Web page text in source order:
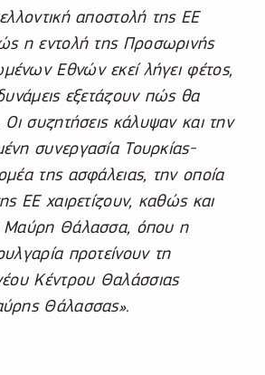
αποστολή της ΕΕ
η εντολή της Προσωρινής
Εθνών εκεί λήγει φέτος,
εξετάζουν πώς θα
συζητήσεις κάλυψαν και την
συνεργασία Τουρκίας-
της ασφάλειας, την οποία
ΕΕ χαιρετίζουν, καθώς και
Μαύρη Θάλασσα, όπου η
προτείνουν τη
Κέντρου Θαλάσσιας
Θάλασσας».